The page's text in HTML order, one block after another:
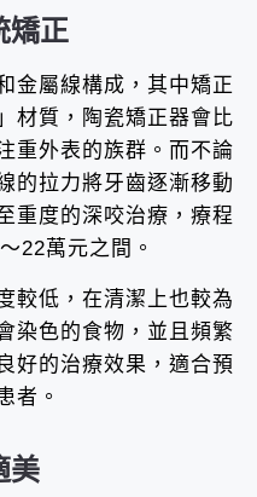
矯正
金屬線構成，其中矯正
材質，陶瓷矯正器會比
重外表的族群。而不論
的拉力將牙齒逐漸移動
重度的深咬治療，療程
22萬元之間。
較低，在清潔上也較為
染色的食物，並且頻繁
好的治療效果，適合預
者。
美